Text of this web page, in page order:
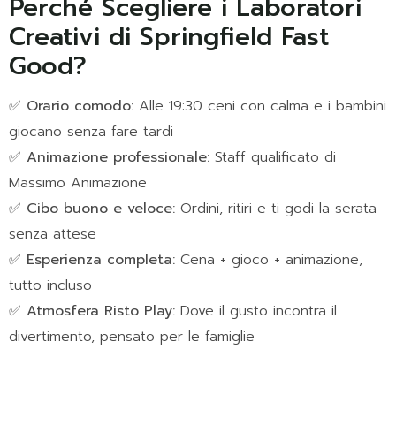
Perché Scegliere i Laboratori
Creativi di Springfield Fast
Good?
✅ Orario comodo: Alle 19:30 ceni con calma e i bambini
giocano senza fare tardi
✅ Animazione professionale: Staff qualificato di
Massimo Animazione
✅ Cibo buono e veloce: Ordini, ritiri e ti godi la serata
senza attese
✅ Esperienza completa: Cena + gioco + animazione,
tutto incluso
✅ Atmosfera Risto Play: Dove il gusto incontra il
divertimento, pensato per le famiglie